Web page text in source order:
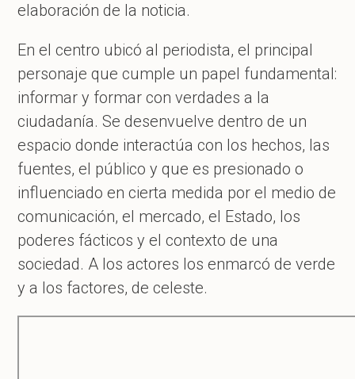
elaboración de la noticia.
En el centro ubicó al periodista, el principal
personaje que cumple un papel fundamental:
informar y formar con verdades a la
ciudadanía. Se desenvuelve dentro de un
espacio donde interactúa con los hechos, las
fuentes, el público y que es presionado o
influenciado en cierta medida por el medio de
comunicación, el mercado, el Estado, los
poderes fácticos y el contexto de una
sociedad. A los actores los enmarcó de verde
y a los factores, de celeste.